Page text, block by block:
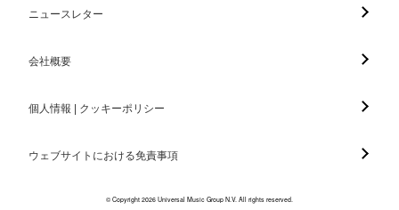
ニュースレター
会社概要
個人情報 | クッキーポリシー
ウェブサイトにおける免責事項
© Copyright 2026 Universal Music Group N.V. All rights reserved.